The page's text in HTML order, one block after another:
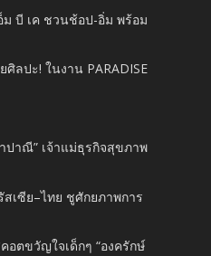
ม บี เค ชวนช้อป-อิ่ม พร้อม
ลปะ! ในงาน PARADISE
ปาณี” เจ้าแม่ธุรกิจสุขภาพ
สเซีย–ไทย ชูศักยภาพการ
อตขวัญใจเด็กๆ “องครักษ์